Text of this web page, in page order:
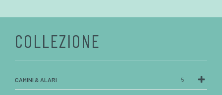
COLLEZIONE
CAMINI & ALARI 5